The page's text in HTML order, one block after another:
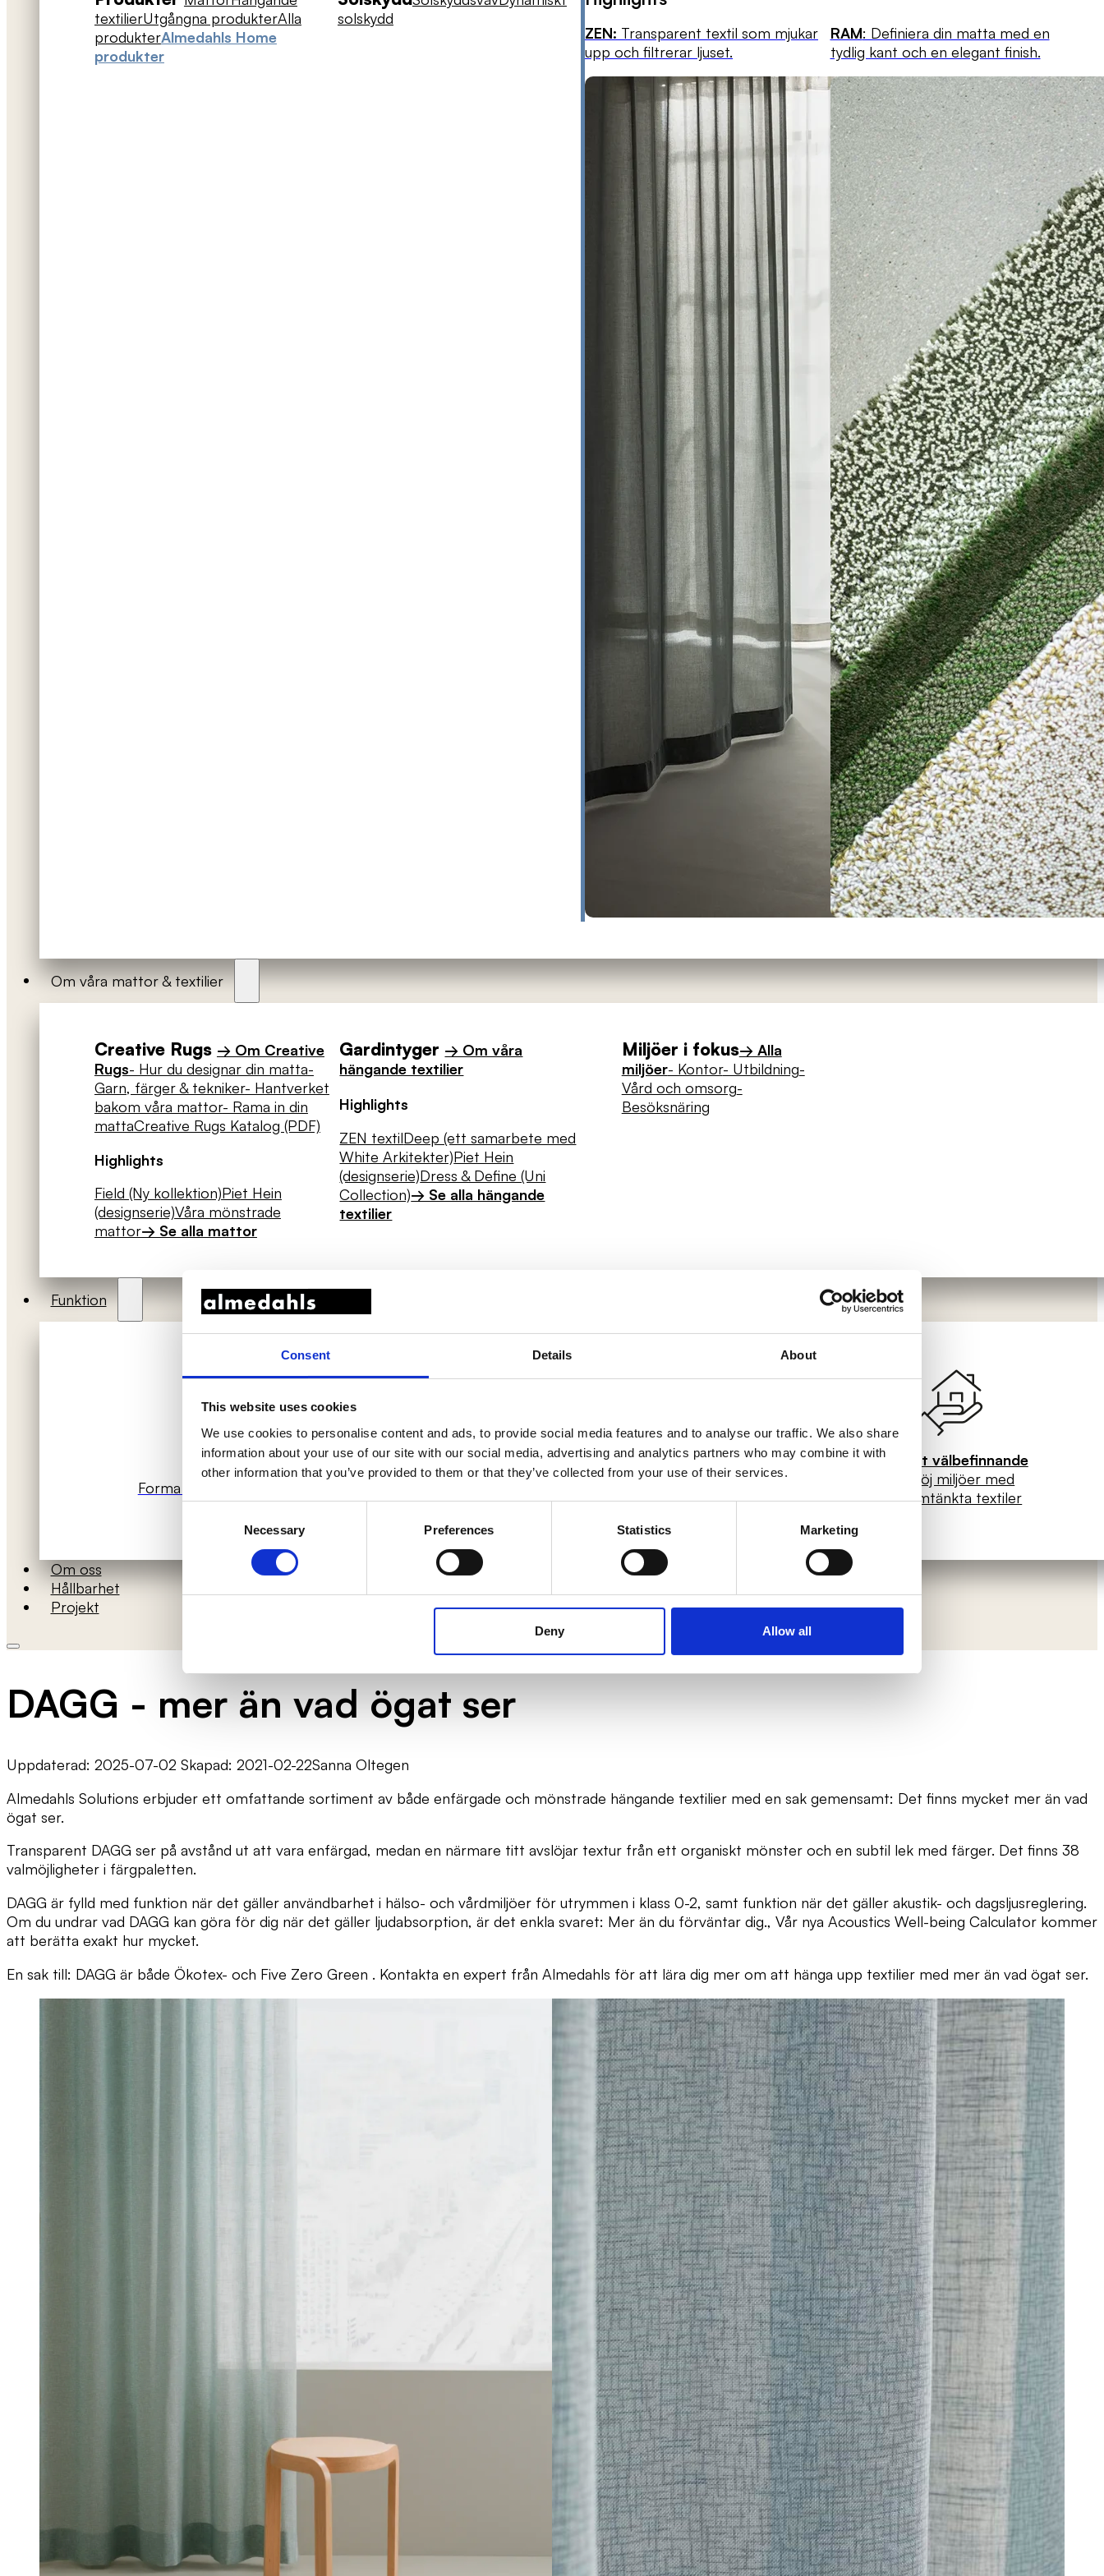
Consent Details About
This website uses cookies
We use cookies to personalise content and ads, to provide social media features and to analyse our traffic. We also share
information about your use of our site with our social media, advertising and analytics partners who may combine it with
other information that you’ve provided to them or that they’ve collected from your use of their services.
Necessary Preferences Statistics Marketing
Deny Allow all
textilierUtgångna produkterAlla
produkterAlmedahls Home
produkter
solskydd
ZEN: Transparent textil som mjukar
upp och filtrerar ljuset.
RAM: Definiera din matta med en
tydlig kant och en elegant finish.
Om våra mattor & textilier
Creative Rugs → Om Creative
Rugs- Hur du designar din matta-
Garn, färger & tekniker- Hantverket
bakom våra mattor- Rama in din
mattaCreative Rugs Katalog (PDF)
Highlights
Field (Ny kollektion)Piet Hein
(designserie)Våra mönstrade
mattor→ Se alla mattor
Gardintyger → Om våra
hängande textilier
Highlights
ZEN textilDeep (ett samarbete med
White Arkitekter)Piet Hein
(designserie)Dress & Define (Uni
Collection)→ Se alla hängande
textilier
Miljöer i fokus→ Alla
miljöer- Kontor- Utbildning-
Vård och omsorg-
Besöksnäring
Funktion
Akustik
Forma rummets akustik
Dagsljus
Optimera inomhusklimat och
energieffektivitet
Hygien
Textila lösningar för miljöer med
Visuellt välbefinnande
Förhöj miljöer med
genomtänkta textiler
Om oss
Hållbarhet
Projekt
DAGG - mer än vad ögat ser
Uppdaterad: 2025-07-02 Skapad: 2021-02-22Sanna Oltegen
Almedahls Solutions erbjuder ett omfattande sortiment av både enfärgade och mönstrade hängande textilier med en sak gemensamt: Det finns mycket mer än vad
ögat ser.
Transparent DAGG ser på avstånd ut att vara enfärgad, medan en närmare titt avslöjar textur från ett organiskt mönster och en subtil lek med färger. Det finns 38
valmöjligheter i färgpaletten.
DAGG är fylld med funktion när det gäller användbarhet i hälso- och vårdmiljöer för utrymmen i klass 0-2, samt funktion när det gäller akustik- och dagsljusreglering.
Om du undrar vad DAGG kan göra för dig när det gäller ljudabsorption, är det enkla svaret: Mer än du förväntar dig., Vår nya Acoustics Well-being Calculator kommer
att berätta exakt hur mycket.
En sak till: DAGG är både Ökotex- och Five Zero Green . Kontakta en expert från Almedahls för att lära dig mer om att hänga upp textilier med mer än vad ögat ser.